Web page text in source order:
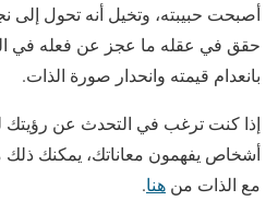
أصبحت حبيبته، وتخيل أنه تحول
حقق في عقله ما عجز عن فعله في
بانعدام قيمته وانحدار صورة الذات.
إذا كنت ترغب في التحدث عن رؤيتك
أشخاص يفهمون معاناتك، يمكنك ذلك
مع الذات من هنا.